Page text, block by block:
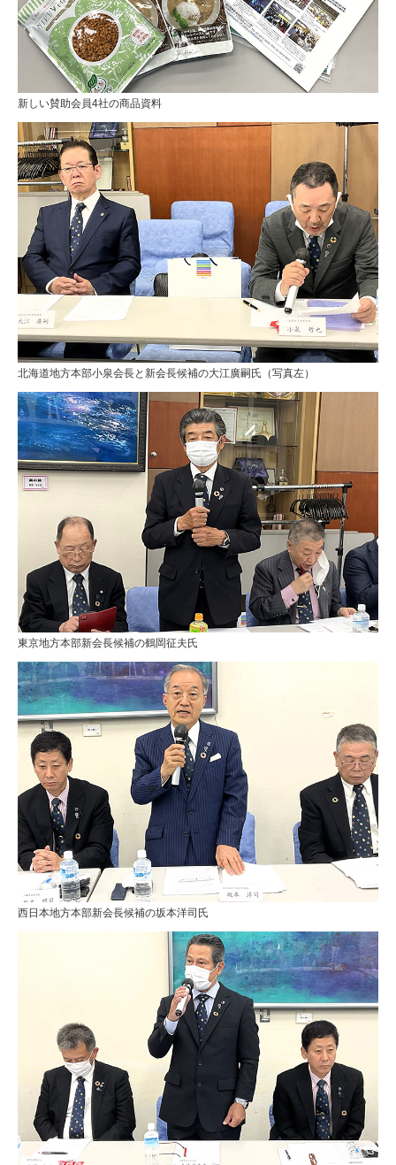
新しい賛助会員4社の商品資料
北海道地方本部小泉会長と新会長候補の大江廣嗣氏（写真左）
東京地方本部新会長候補の鶴岡征夫氏
西日本地方本部新会長候補の坂本洋司氏